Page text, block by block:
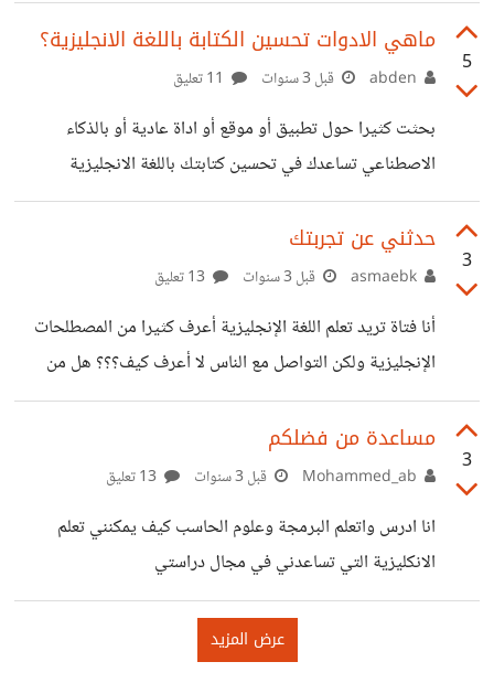
5
ماهي الادوات تحسين الكتابة باللغة الانجليزية؟
قبل 3 سنوات
بحثت كثيرا حول تطبيق أو موقع أو اداة عادية أو بالذكاء
الاصطناعي تساعدك في تحسين كتابتك باللغة الانجليزية
بالممارسة المستمرة و بكثرة الكتابة تحفظ الجمل و القواعد و لم
أجد الكل يتحدث عن تطبيق شامل و يركز على المحادثة أرجو
ذكر ادوات مختصة في الكتابة و اصلاح الاخطاء مباشرة و
3
حدثني عن تجربتك
قبل 3 سنوات
أنا فتاة تريد تعلم اللغة الإنجليزية أعرف كثيرا من المصطلحات
الإنجليزية ولكن التواصل مع الناس لا أعرف كيف؟؟؟ هل من
متحدث إنجليزية هنا يريني السبيل حتى أتقن هاته
اللغة؟؟؟؟؟؟؟؟؟ظظ
3
مساعدة من فضلكم
قبل 3 سنوات
انا ادرس واتعلم البرمجة وعلوم الحاسب كيف يمكنني تعلم
الانكليزية التي تساعدني في مجال دراستي